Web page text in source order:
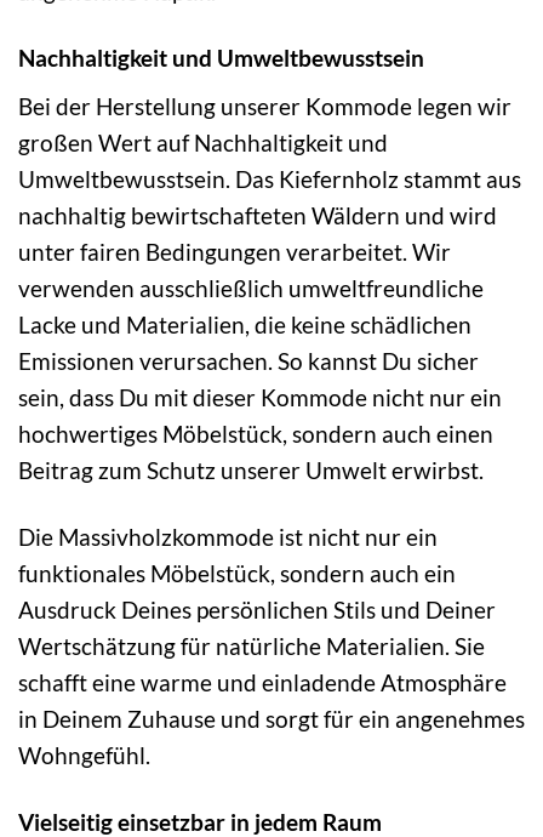
Nachhaltigkeit und Umweltbewusstsein
Bei der Herstellung unserer Kommode legen wir
großen Wert auf Nachhaltigkeit und
Umweltbewusstsein. Das Kiefernholz stammt aus
nachhaltig bewirtschafteten Wäldern und wird
unter fairen Bedingungen verarbeitet. Wir
verwenden ausschließlich umweltfreundliche
Lacke und Materialien, die keine schädlichen
Emissionen verursachen. So kannst Du sicher
sein, dass Du mit dieser Kommode nicht nur ein
hochwertiges Möbelstück, sondern auch einen
Beitrag zum Schutz unserer Umwelt erwirbst.
Die Massivholzkommode ist nicht nur ein
funktionales Möbelstück, sondern auch ein
Ausdruck Deines persönlichen Stils und Deiner
Wertschätzung für natürliche Materialien. Sie
schafft eine warme und einladende Atmosphäre
in Deinem Zuhause und sorgt für ein angenehmes
Wohngefühl.
Vielseitig einsetzbar in jedem Raum